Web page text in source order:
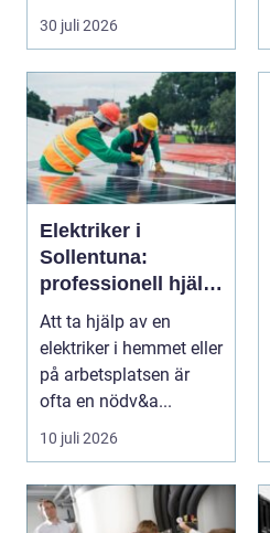
riskutbild...
30 juli 2026
Elektriker i
Sollentuna:
professionell hjälp
när du behöver det
Att ta hjälp av en
elektriker i hemmet eller
på arbetsplatsen är
ofta en nödv&a...
10 juli 2026